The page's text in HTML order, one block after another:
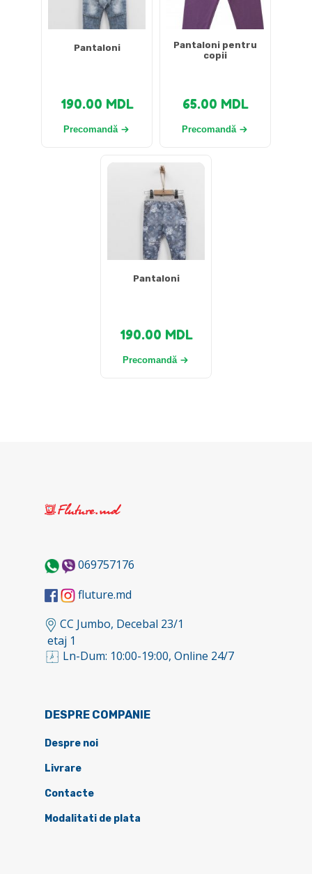
Pantaloni
190.00 MDL
Precomandă
Pantaloni pentru
copii
65.00 MDL
Precomandă
Pantaloni
190.00 MDL
Precomandă
069757176
fluture.md
CC Jumbo, Decebal 23/1
etaj 1
Ln-Dum: 10:00-19:00, Online 24/7
DESPRE COMPANIE
Despre noi
Livrare
Contacte
Modalitati de plata